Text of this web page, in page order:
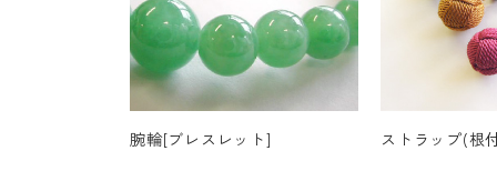
腕輪[ブレスレット] ストラップ(根